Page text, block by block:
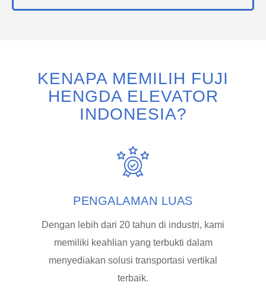
KENAPA MEMILIH FUJI
HENGDA ELEVATOR
INDONESIA?
PENGALAMAN LUAS
Dengan lebih dari 20 tahun di industri, kami
memiliki keahlian yang terbukti dalam
menyediakan solusi transportasi vertikal
terbaik.